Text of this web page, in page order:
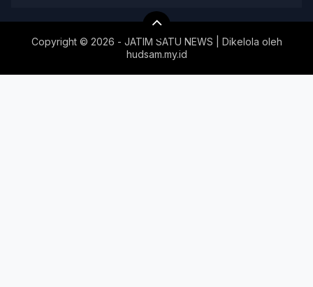
Copyright © 2026 - JATIM SATU NEWS | Dikelola oleh
hudsam.my.id